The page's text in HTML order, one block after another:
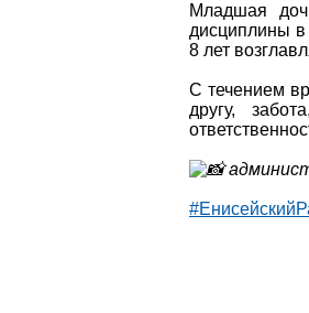
Младшая
дисциплины в
8 лет
С течением
другу,